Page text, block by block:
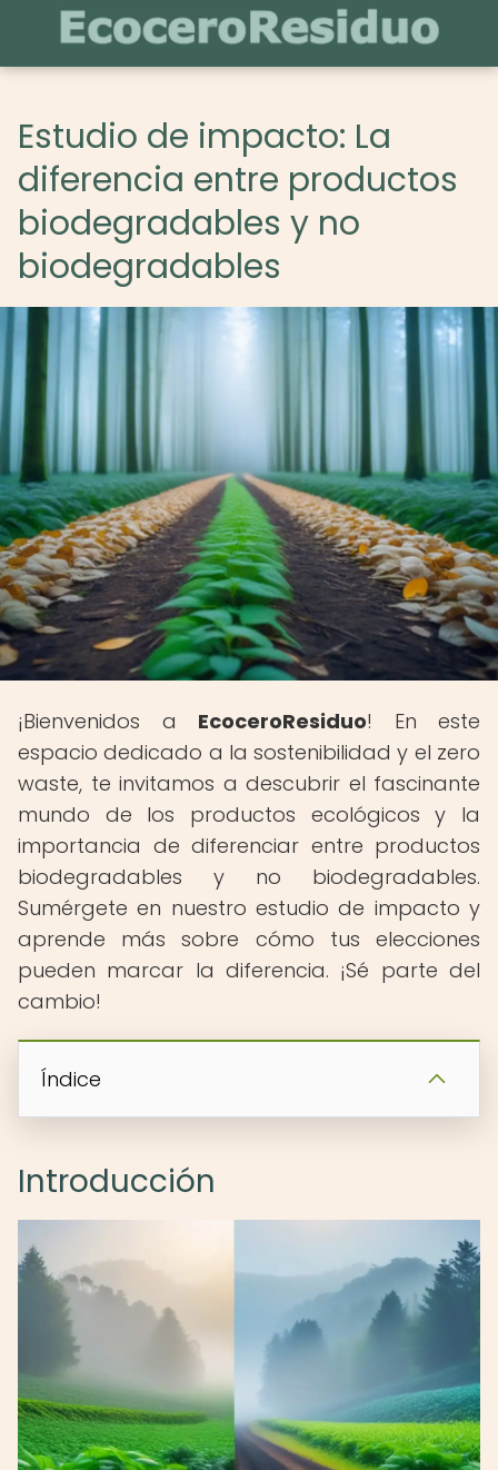
Estudio de impacto: La
diferencia entre productos
biodegradables y no
biodegradables
¡Bienvenidos a EcoceroResiduo! En este
espacio dedicado a la sostenibilidad y el zero
waste, te invitamos a descubrir el fascinante
mundo de los productos ecológicos y la
importancia de diferenciar entre productos
biodegradables y no biodegradables.
Sumérgete en nuestro estudio de impacto y
aprende más sobre cómo tus elecciones
pueden marcar la diferencia. ¡Sé parte del
cambio!
Índice
Introducción